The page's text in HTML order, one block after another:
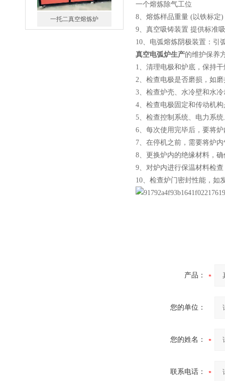
一托二真空熔炼炉
一个熔炼除气工位
8、熔炼样品重量 (以铁标定)
9、真空吸铸装置 提供标准
10、电弧熔炼阴极装置：引
真空电弧炉生产的维护保养
1、清理电极和炉底，保持
2、检查电极是否磨损，如
3、检查炉壳、水冷壁和水
4、检查电极固定和传动机
5、检查控制系统、电力系
6、每次使用完毕后，要将
7、在停机之前，需要将炉
8、更换炉内的绝缘材料，
9、对炉内进行保温材料检
10、检查炉门密封性能，如
产品：
您的单位：
您的姓名：
联系电话：